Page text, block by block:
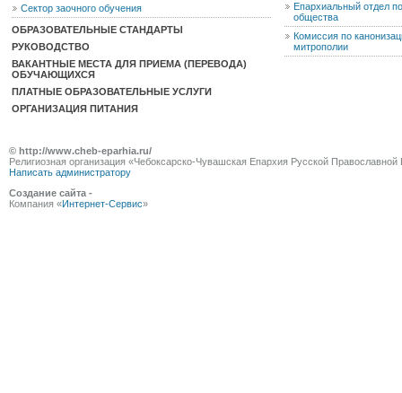
Сектор заочного обучения
ОБРАЗОВАТЕЛЬНЫЕ СТАНДАРТЫ
РУКОВОДСТВО
ВАКАНТНЫЕ МЕСТА ДЛЯ ПРИЕМА (ПЕРЕВОДА)
ОБУЧАЮЩИХСЯ
ПЛАТНЫЕ ОБРАЗОВАТЕЛЬНЫЕ УСЛУГИ
ОРГАНИЗАЦИЯ ПИТАНИЯ
Епархиальный отдел
общества
Комиссия по
митрополии
© http://www.cheb-eparhia.ru/
Религиозная организация «Чебоксарско-Чувашская Епархия Русской
Написать администратору
Создание сайта -
Компания «Интернет-Сервис»